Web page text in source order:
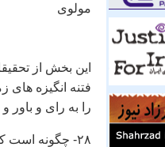
مولوی
اين بخش از
فتنه انگيزه
را به رای و
٢٨- چگونه است که به خدا کفر می ورزيد